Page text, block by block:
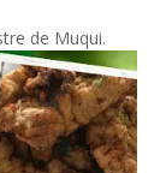
de Muqui.